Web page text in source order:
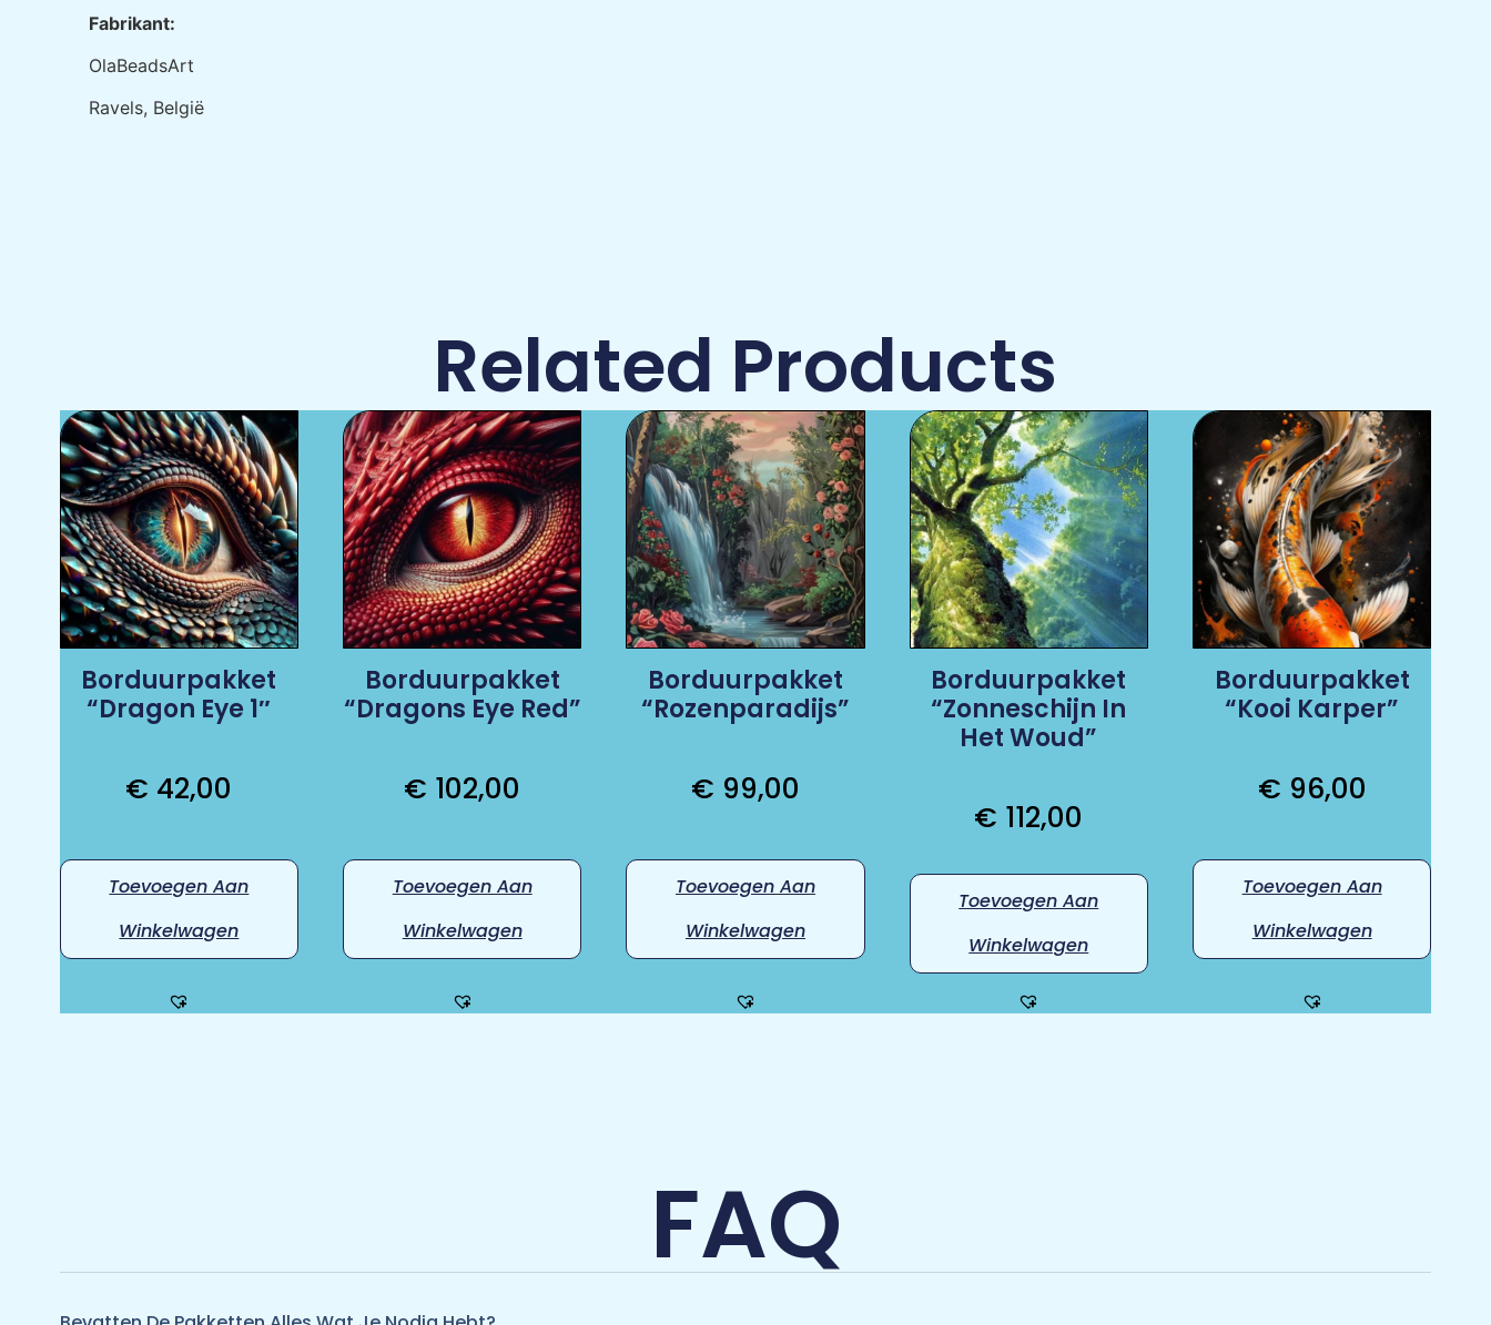
Fabrikant:
OlaBeadsArt
Ravels, België
Related Products
Borduurpakket
“Dragon Eye 1″
€ 42,00
Toevoegen Aan
Winkelwagen
Borduurpakket
“Dragons Eye Red”
€ 102,00
Toevoegen Aan
Winkelwagen
Borduurpakket
“Rozenparadijs”
€ 99,00
Toevoegen Aan
Winkelwagen
Borduurpakket
“Zonneschijn In
Het Woud”
€ 112,00
Toevoegen Aan
Winkelwagen
Borduurpakket
“Kooi Karper”
€ 96,00
Toevoegen Aan
Winkelwagen
FAQ